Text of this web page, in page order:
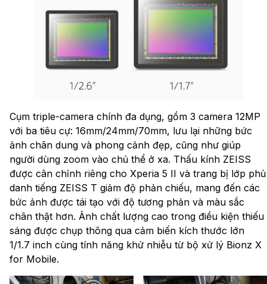
Cụm triple-camera chính đa dụng, gồm 3 camera 12MP
với ba tiêu cự: 16mm/24mm/70mm, lưu lại những bức
ảnh chân dung và phong cảnh đẹp, cũng như giúp
người dùng zoom vào chủ thể ở xa. Thấu kính ZEISS
được cân chỉnh riêng cho Xperia 5 II và trang bị lớp phủ
danh tiếng ZEISS T giảm độ phản chiếu, mang đến các
bức ảnh được tái tạo với độ tương phản và màu sắc
chân thật hơn. Ảnh chất lượng cao trong điều kiện thiếu
sáng được chụp thông qua cảm biến kích thước lớn
1/1.7 inch cùng tính năng khử nhiễu từ bộ xử lý Bionz X
for Mobile.